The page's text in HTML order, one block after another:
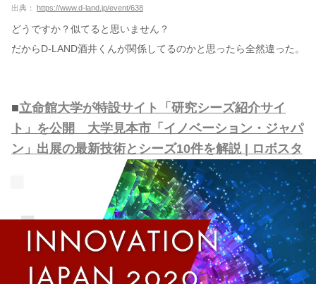
出典： https://www.d-land.jp/event/638
どうですか？似てると思いません？
だからD-LAND酒井くんが関係してるのかと思ったら全然違った。
■立命館大学が特設サイト「研究シーズ紹介サイ
ト」を公開 大学見本市「イノベーション・ジャパ
ン」出展の最新技術とシーズ10件を解説 | ロボスタ